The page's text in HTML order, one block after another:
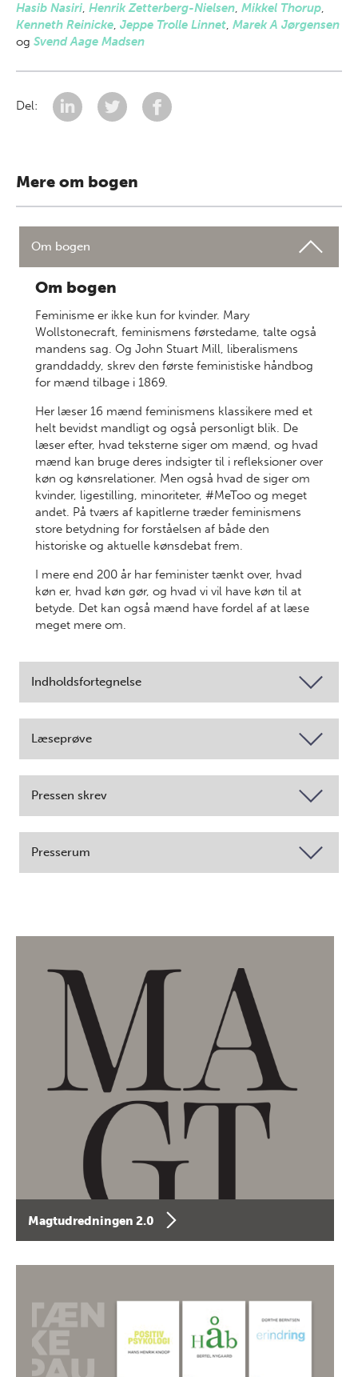
Hasib Nasiri, Henrik Zetterberg-Nielsen, Mikkel Thorup,
Kenneth Reinicke, Jeppe Trolle Linnet, Marek A Jørgensen
og Svend Aage Madsen
Del:
Mere om bogen
Om bogen
Om bogen
Feminisme er ikke kun for kvinder. Mary
Wollstonecraft, feminismens førstedame, talte også
mandens sag. Og John Stuart Mill, liberalismens
granddaddy, skrev den første feministiske håndbog
for mænd tilbage i 1869.
Her læser 16 mænd feminismens klassikere med et
helt bevidst mandligt og også personligt blik. De
læser efter, hvad teksterne siger om mænd, og hvad
mænd kan bruge deres indsigter til i refleksioner over
køn og kønsrelationer. Men også hvad de siger om
kvinder, ligestilling, minoriteter, #MeToo og meget
andet. På tværs af kapitlerne træder feminismens
store betydning for forståelsen af både den
historiske og aktuelle kønsdebat frem.
I mere end 200 år har feminister tænkt over, hvad
køn er, hvad køn gør, og hvad vi vil have køn til at
betyde. Det kan også mænd have fordel af at læse
meget mere om.
Indholdsfortegnelse
Læseprøve
Pressen skrev
Presserum
Magtudredningen 2.0